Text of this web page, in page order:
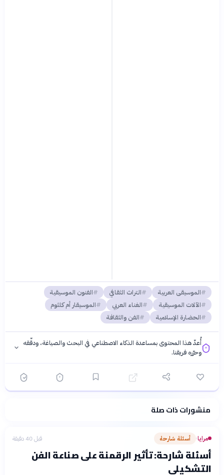
الموسيقى العربية التراث الثقافي
الفنون الموسيقية
الآلات الموسيقية
الغناء العربي
الموسيقار أم كلثوم
الحضارة الإسلامية
الفن والثقافة
أُعدّ هذا المحتوى بمساعدة الذكاء الاصطناعي في البحث والصياغة، ودقّقه
وحرّره فريقنا.
فلسفتنا المعرفية· سياسة الذكاء الاصطناعيمنشورات ذات صلة
مرايا› أسئلة شارحة قبل 40 دقيقة
أسئلة شارحة: تأثير الرقمنة على صناعة الفن
التشكيلي